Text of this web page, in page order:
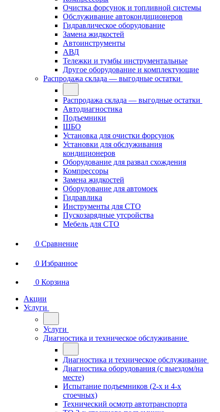
Очистка форсунок и топливной системы
Обслуживание автокондиционеров
Гидравлическое оборудование
Замена жидкостей
Автоинструменты
АВД
Тележки и тумбы инструментальные
Другое оборудование и комплектующие
Распродажа склада — выгодные остатки
Распродажа склада — выгодные остатки
Автодиагностика
Подъемники
ШБО
Установка для очистки форсунок
Установки для обслуживания
кондиционеров
Оборудование для развал схождения
Компрессоры
Замена жидкостей
Оборудование для автомоек
Гидравлика
Инструменты для СТО
Пускозарядные утсройства
Мебель для СТО
0 Сравнение
0 Избранное
0 Корзина
Акции
Услуги
Услуги
Диагностика и техническое обслуживание
Диагностика и техническое обслуживание
Диагностика оборудования (с выездом/на
месте)
Испытание подъемников (2-х и 4-х
стоечных)
Технический осмотр автотранспорта